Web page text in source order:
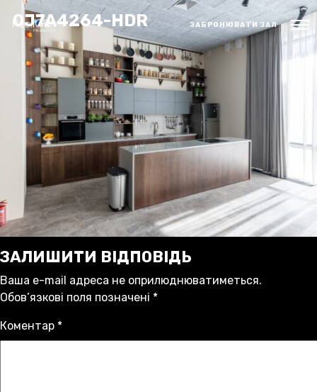
ЗАБРОНЮВАТИ ЗАЛ
0J7A4264-HDR
ЗАЛИШИТИ ВІДПОВІДЬ
Ваша e-mail адреса не оприлюднюватиметься.
Обов’язкові поля позначені *
Коментар *